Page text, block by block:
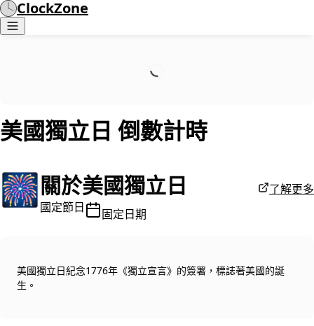
ClockZone
美國獨立日 倒數計時
🎆關於美國獨立日
國定節日 固定日期
了解更多
美國獨立日紀念1776年《獨立宣言》的簽署，標誌著美國的誕
生。